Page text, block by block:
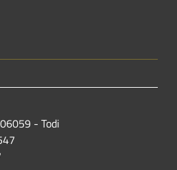
- Todi